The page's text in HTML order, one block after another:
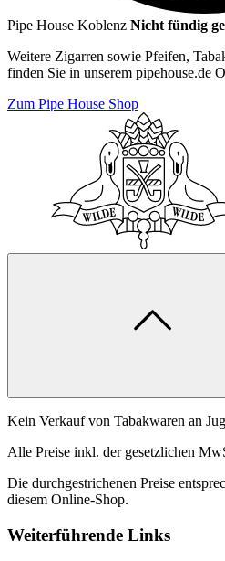
Pipe House Koblenz Nicht fündig
Weitere Zigarren sowie Pfeifen,
finden Sie in unserem pipehouse.de
Zum Pipe House Shop
Kein Verkauf von Tabakwaren an
Alle Preise inkl. der gesetzlichen
Die durchgestrichenen Preise
diesem Online-Shop.
Weiterführende Links